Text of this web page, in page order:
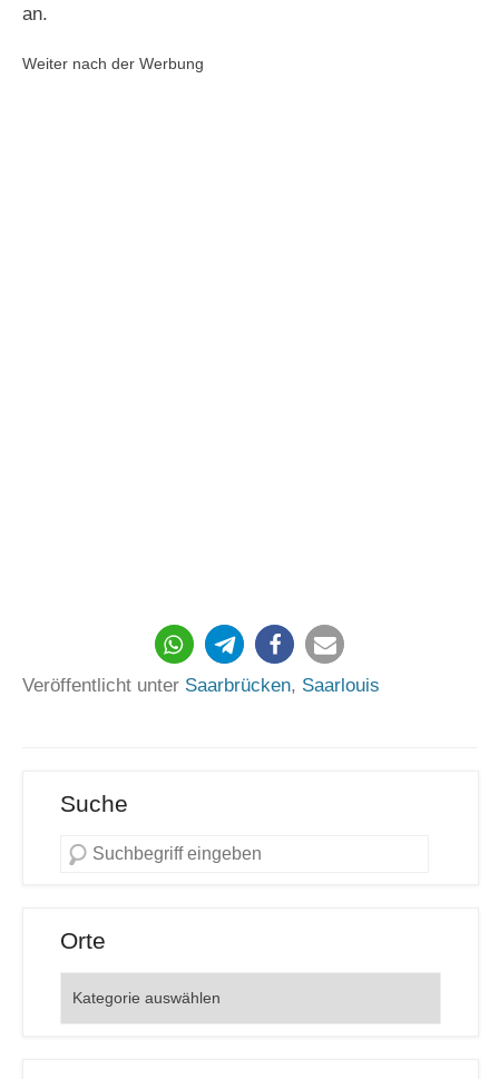
an.
Weiter nach der Werbung
3908
Veröffentlicht unter Saarbrücken, Saarlouis
Suche
Orte